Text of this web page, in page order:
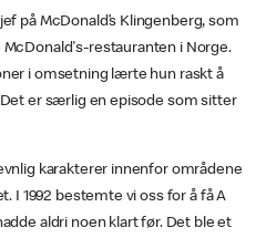
på McDonald’s Klingenberg, som
restauranten i Norge.
i omsetning lærte hun raskt å
er særlig en episode som sitter
karakterer innenfor områdene
I 1992 bestemte vi oss for å få A
aldri noen klart før. Det ble et